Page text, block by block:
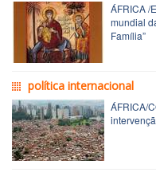
ÁFRICA /
mundial
Família”
política internacional
ÁFRICA/